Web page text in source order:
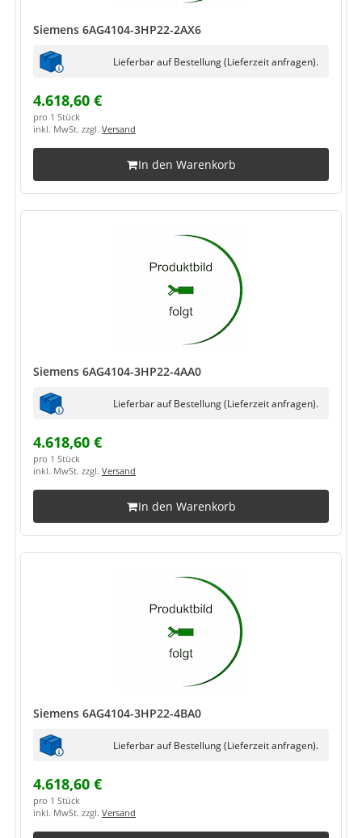
Siemens 6AG4104-3HP22-2AX6
Lieferbar auf Bestellung (Lieferzeit anfragen).
4.618,60 €
pro 1 Stück
inkl. MwSt. zzgl. Versand
In den Warenkorb
Siemens 6AG4104-3HP22-4AA0
Lieferbar auf Bestellung (Lieferzeit anfragen).
4.618,60 €
pro 1 Stück
inkl. MwSt. zzgl. Versand
In den Warenkorb
Siemens 6AG4104-3HP22-4BA0
Lieferbar auf Bestellung (Lieferzeit anfragen).
4.618,60 €
pro 1 Stück
inkl. MwSt. zzgl. Versand